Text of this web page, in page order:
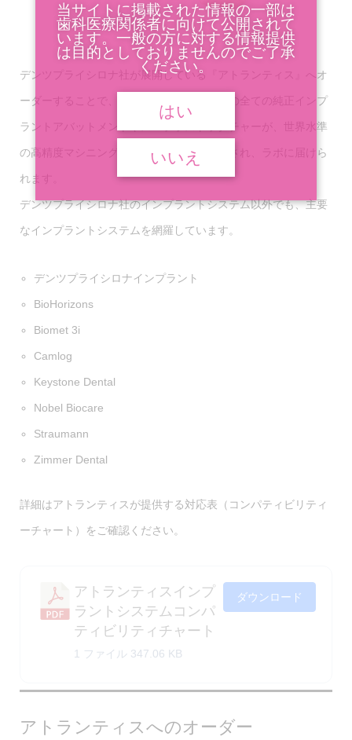
デンツプライシロナ社が展開している『アトランティス』へオ
ーダーすることで、デンツプライシロナ社の全ての純正インプ
ラントアバットメントやスープラストラクチャーが、世界水準
の高精度マシニングセンタによりミリングされ、ラボに届けら
れます。
デンツプライシロナ社のインプラントシステム以外でも、主要
なインプラントシステムを網羅しています。
デンツプライシロナインプラント
BioHorizons
Biomet 3i
Camlog
Keystone Dental
Nobel Biocare
Straumann
Zimmer Dental
詳細はアトランティスが提供する対応表（コンパティビリティ
ーチャート）をご確認ください。
アトランティスインプ
ラントシステムコンパ
ティビリティチャート
1 ファイル 347.06 KB
ダウンロード
アトランティスへのオーダー
当サイトに掲載された情報の一部は
歯科医療関係者に向けて公開されて
います。一般の方に対する情報提供
は目的としておりませんのでご了承
ください。
はい
いいえ